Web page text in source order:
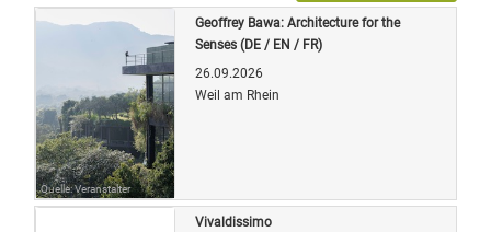
Quelle: Veranstalter
Geoffrey Bawa: Architecture for the
Senses (DE / EN / FR)
26.09.2026
Weil am Rhein
Vivaldissimo